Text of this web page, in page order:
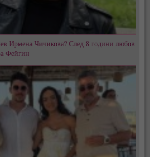
Ирмена Чичикова? След 8 години любов
Фейгин